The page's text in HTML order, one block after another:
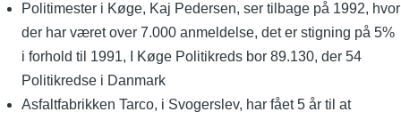
Politimester i Køge, Kaj Pedersen, ser tilbage på 1992, hvor
der har været over 7.000 anmeldelse, det er stigning på 5%
i forhold til 1991, I Køge Politikreds bor 89.130, der 54
Politikredse i Danmark
Asfaltfabrikken Tarco, i Svogerslev, har fået 5 år til at